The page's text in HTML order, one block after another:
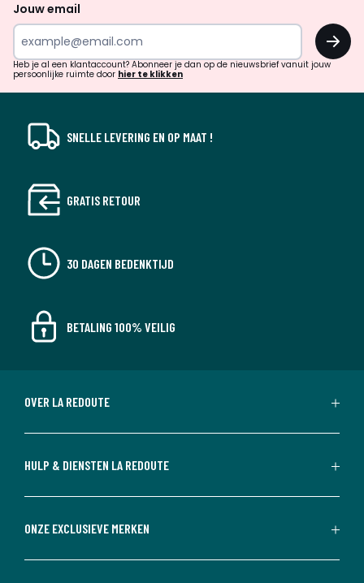
inspiratie
verrassingen?
Jouw email
OK
Heb je al een klantaccount? Abonneer je dan op de nieuwsbrief vanuit jouw
persoonlijke ruimte door hier te klikken
SNELLE LEVERING EN OP MAAT !
GRATIS RETOUR
30 DAGEN BEDENKTIJD
BETALING 100% VEILIG
OVER LA REDOUTE
HULP & DIENSTEN LA REDOUTE
ONZE EXCLUSIEVE MERKEN